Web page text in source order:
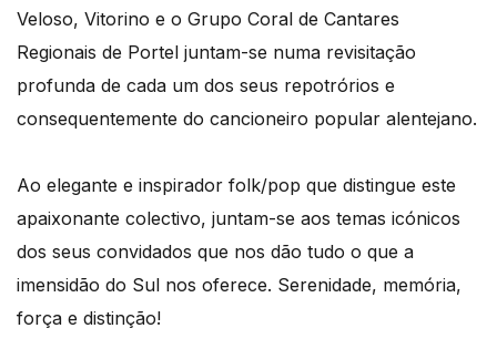
Veloso, Vitorino e o Grupo Coral de Cantares
Regionais de Portel juntam-se numa revisitação
profunda de cada um dos seus repotrórios e
consequentemente do cancioneiro popular alentejano.
Ao elegante e inspirador folk/pop que distingue este
apaixonante colectivo, juntam-se aos temas icónicos
dos seus convidados que nos dão tudo o que a
imensidão do Sul nos oferece. Serenidade, memória,
força e distinção!